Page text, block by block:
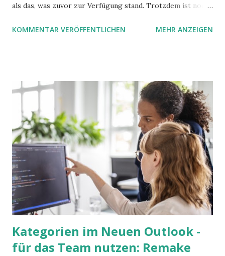
als das, was zuvor zur Verfügung stand. Trotzdem ist noch
Stolperfallen. Hier ein erster, kritischer Blick auf das was
KOMMENTAR VERÖFFENTLICHEN MEHR ANZEIGEN
Kategorien im Neuen Outlook -
für das Team nutzen: Remake